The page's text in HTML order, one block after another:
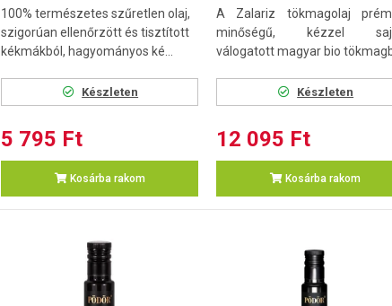
100% természetes szűretlen olaj,
szigorúan ellenőrzött és tisztított
kékmákból, hagyományos ké...
Készleten
5 795 Ft
Kosárba rakom
A Zalariz tökmagolaj
minőségű, kézzel
válogatott magyar bio
Készleten
12 095 Ft
Kosárba rakom